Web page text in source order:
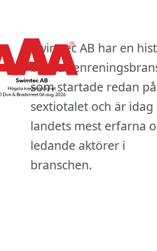
Swimtec AB har en
som startade redan på
sextiotalet och är idag
landets mest erfarna
ledande aktörer i
branschen.